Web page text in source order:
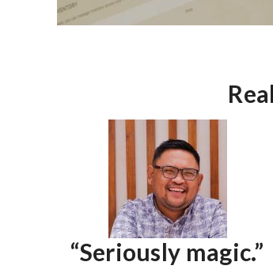
“Seriously magic.”